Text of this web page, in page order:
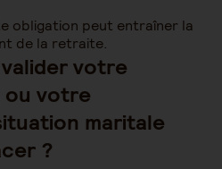
obligation peut entraîner la
de la retraite.
votre
votre
maritale
?